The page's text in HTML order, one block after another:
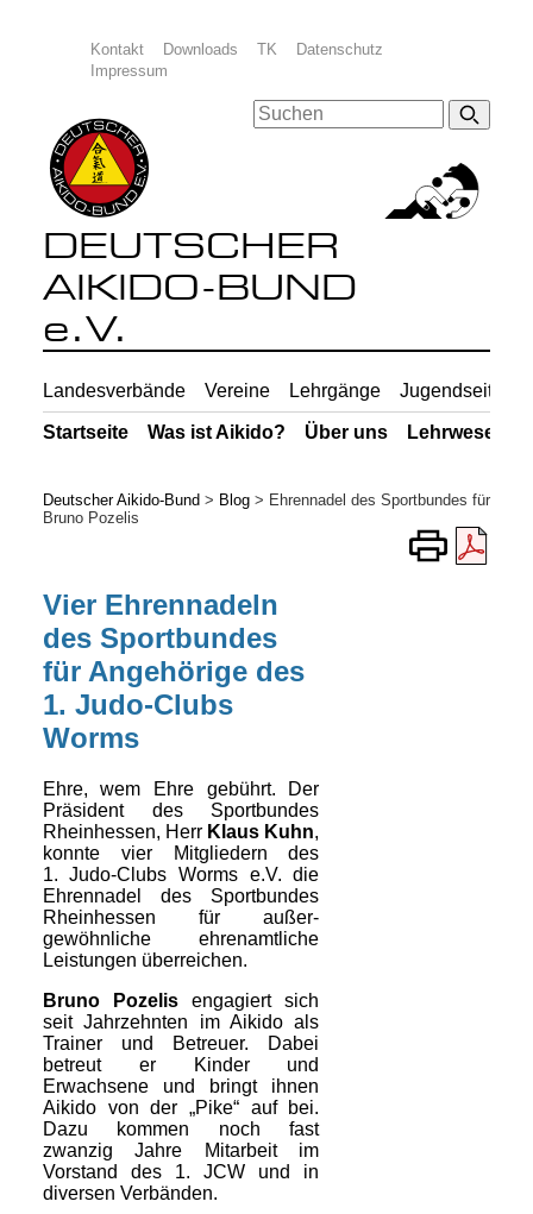
Kontakt Downloads TK
Datenschutz
Impressum
DEUTSCHER
AIKIDO-BUND
e.V.
Landesverbände Vereine Lehrgänge Jugendseiten
Startseite Was ist Aikido? Über uns Lehrwesen
Deutscher Aikido-Bund > Blog > Ehrennadel des Sportbundes für
Bruno Pozelis
Vier Ehrennadeln
des Sportbundes
für Angehörige des
1. Judo-Clubs
Worms
Ehre, wem Ehre gebührt. Der
Präsident des Sportbundes
Rheinhessen, Herr Klaus Kuhn,
konnte vier Mitgliedern des
1. Judo-Clubs Worms e.V. die
Ehrennadel des Sportbundes
Rheinhessen für außer­
gewöhnliche ehren­amtliche
Leistungen überreichen.
Bruno Pozelis engagiert sich
seit Jahrzehnten im Aikido als
Trainer und Betreuer. Dabei
betreut er Kinder und
Erwachsene und bringt ihnen
Aikido von der „Pike“ auf bei.
Dazu kommen noch fast
zwanzig Jahre Mitarbeit im
Vorstand des 1. JCW und in
diversen Verbänden.